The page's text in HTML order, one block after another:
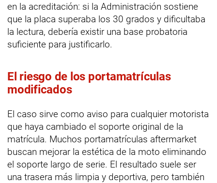
en la acreditación: si la Administración sostiene
que la placa superaba los 30 grados y dificultaba
la lectura, debería existir una base probatoria
suficiente para justificarlo.
El riesgo de los portamatrículas
modificados
El caso sirve como aviso para cualquier motorista
que haya cambiado el soporte original de la
matrícula. Muchos portamatrículas aftermarket
buscan mejorar la estética de la moto eliminando
el soporte largo de serie. El resultado suele ser
una trasera más limpia y deportiva, pero también